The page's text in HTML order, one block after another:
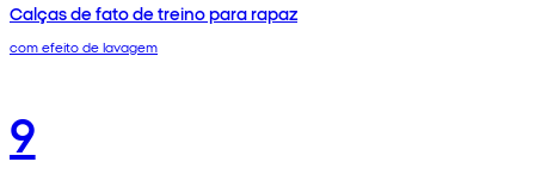
Calças de fato de treino para rapaz
com efeito de lavagem
9